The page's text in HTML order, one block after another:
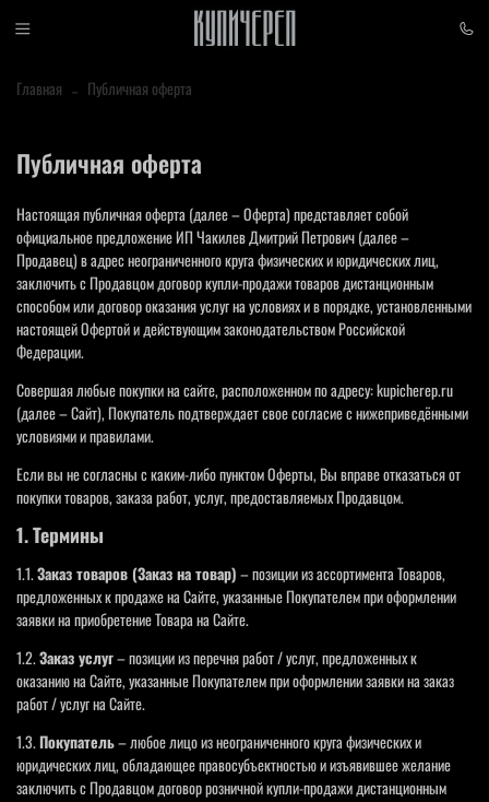
Главная Публичная оферта
Публичная оферта
Настоящая публичная оферта (далее – Оферта) представляет собой
официальное предложение ИП Чакилев Дмитрий Петрович (далее –
Продавец) в адрес неограниченного круга физических и юридических лиц,
заключить с Продавцом договор купли-продажи товаров дистанционным
способом или договор оказания услуг на условиях и в порядке, установленными
настоящей Офертой и действующим законодательством Российской
Федерации.
Совершая любые покупки на сайте, расположенном по адресу: kupicherep.ru
(далее – Сайт), Покупатель подтверждает свое согласие с нижеприведёнными
условиями и правилами.
Если вы не согласны с каким-либо пунктом Оферты, Вы вправе отказаться от
покупки товаров, заказа работ, услуг, предоставляемых Продавцом.
1. Термины
1.1.Заказ товаров (Заказ на товар)– позиции из ассортимента Товаров,
предложенных к продаже на Сайте, указанные Покупателем при оформлении
заявки на приобретение Товара на Сайте.
1.2.Заказ услуг– позиции из перечня работ / услуг, предложенных к
оказанию на Сайте, указанные Покупателем при оформлении заявки на заказ
работ / услуг на Сайте.
1.3.Покупатель– любое лицо из неограниченного круга физических и
юридических лиц, обладающее правосубъектностью и изъявившее желание
заключить с Продавцом договор розничной купли-продажи дистанционным